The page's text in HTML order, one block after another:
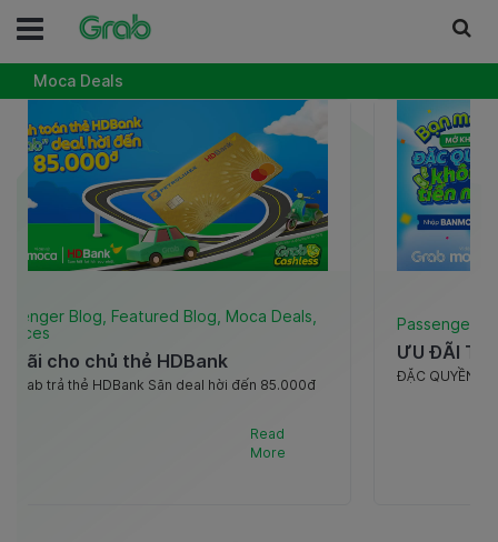
Moca Deals
đãi cho chủ thẻ HDBank
Blog, Featured Blog, Moca Deals,
Grab trả thẻ HDBank Săn deal hời đến 85.000đ
Read
More
ƯU ĐÃI
Passenger
ĐẶC QUYỀN